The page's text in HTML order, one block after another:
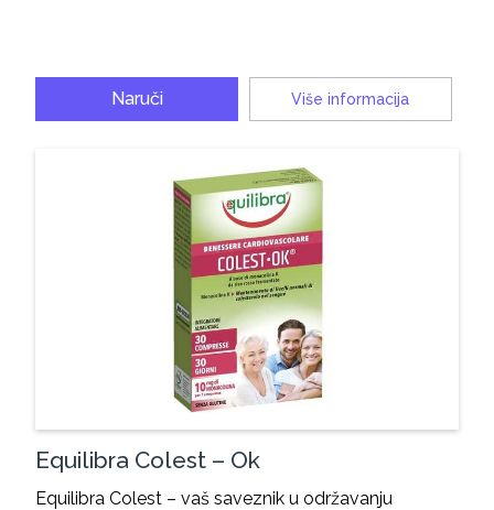
Naruči Više informacija
Equilibra Colest – Ok
Equilibra Colest – vaš saveznik u održavanju